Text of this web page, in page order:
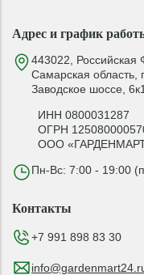
Адрес и график
443022, Российская
Самарская область,
Заводское шоссе, 6к1
ИНН 0800031287
ОГРН
ООО
Пн-Вс: 7:00 - 19:00
Контакты
+7 991 898 83 30